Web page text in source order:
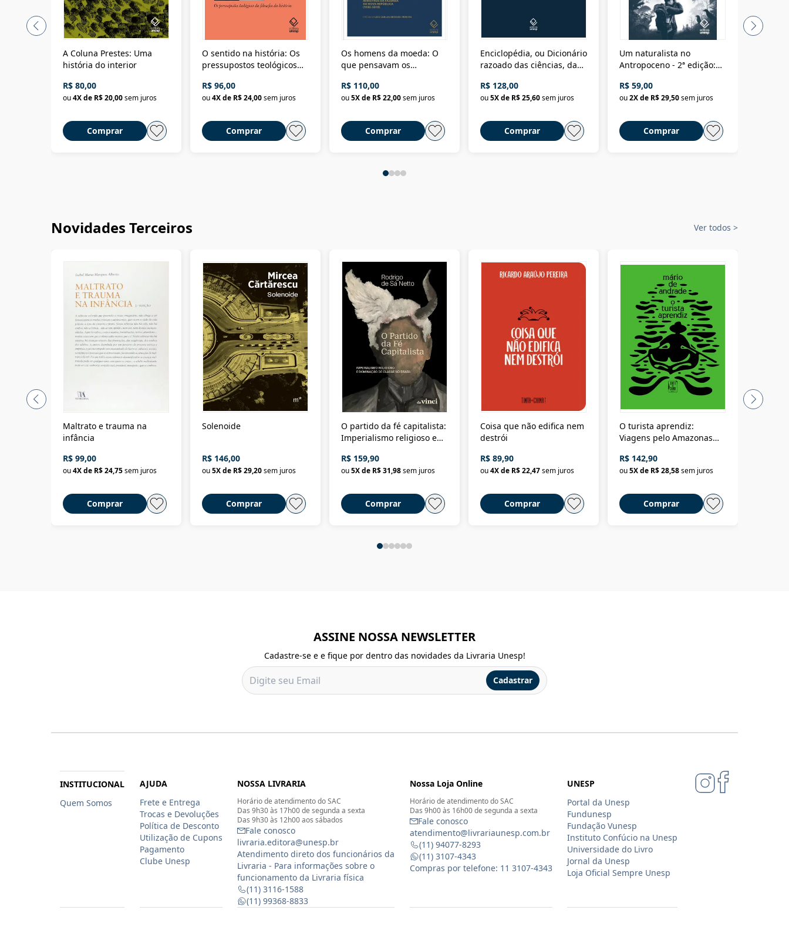
A Coluna Prestes: Uma
história do interior
R$ 80,00
ou4X de R$ 20,00sem juros
Comprar
O sentido na história: Os
pressupostos teológicos
R$ 96,00
ou4X de R$ 24,00sem juros
Comprar
Os homens da moeda: O
que pensavam os
Nova República (1985-
2018)
R$ 110,00
ou5X de R$ 22,00sem juros
Comprar
Enciclopédia, ou Dicionário
razoado das ciências, das
Civilização material
R$ 128,00
ou5X de R$ 25,60sem juros
Comprar
Um naturalista no
Antropoceno - 2ª edição:
selvagem
R$ 59,00
ou2X de R$ 29,50sem juros
Comprar
Novidades Terceiros Ver todos >
Maltrato e trauma na
infância
R$ 99,00
ou4X de R$ 24,75sem juros
Comprar
Solenoide
R$ 146,00
ou5X de R$ 29,20sem juros
Comprar
O partido da fé capitalista:
Imperialismo religioso e
Brasil
R$ 159,90
ou5X de R$ 31,98sem juros
Comprar
Coisa que não edifica nem
destrói
R$ 89,90
ou4X de R$ 22,47sem juros
Comprar
O turista aprendiz:
Viagens pelo Amazonas
até a Bolívia e por Marajó
até dizer chega
R$ 142,90
ou5X de R$ 28,58sem juros
Comprar
ASSINE NOSSA NEWSLETTER
Cadastre-se e e fique por dentro das novidades da Livraria Unesp!
Cadastrar
INSTITUCIONAL
Quem Somos
AJUDA
Frete e Entrega
Trocas e Devoluções
Política de Desconto
Utilização de Cupons
Pagamento
Clube Unesp
NOSSA LIVRARIA
Horário de atendimento do SAC
Das 9h30 às 17h00 de segunda a sexta
Das 9h30 às 12h00 aos sábados
Fale conosco
livraria.editora@unesp.br
Atendimento direto dos funcionários da
Livraria - Para informações sobre o
funcionamento da Livraria física
(11) 3116-1588
(11) 99368-8833
Nossa Loja Online
Horário de atendimento do SAC
Das 9h00 às 16h00 de segunda a sexta
Fale conosco
atendimento@livrariaunesp.com.br
(11) 94077-8293
(11) 3107-4343
Compras por telefone: 11 3107-4343
UNESP
Portal da Unesp
Fundunesp
Fundação Vunesp
Instituto Confúcio na Unesp
Universidade do Livro
Jornal da Unesp
Loja Oficial Sempre Unesp